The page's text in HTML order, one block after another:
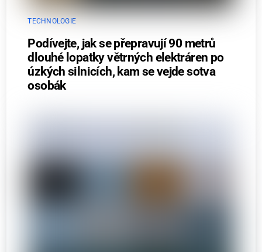
TECHNOLOGIE
Podívejte, jak se přepravují 90 metrů
dlouhé lopatky větrných elektráren po
úzkých silnicích, kam se vejde sotva
osobák